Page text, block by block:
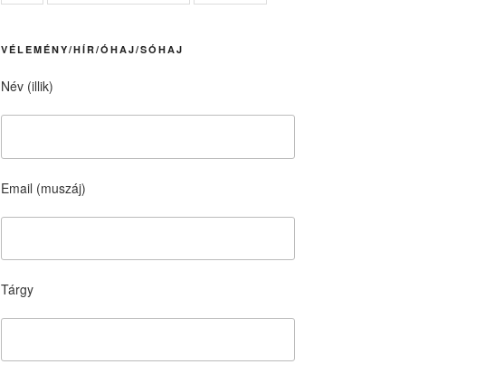
VÉLEMÉNY/HÍR/ÓHAJ/SÓHAJ
Név (illik)
Email (muszáj)
Tárgy